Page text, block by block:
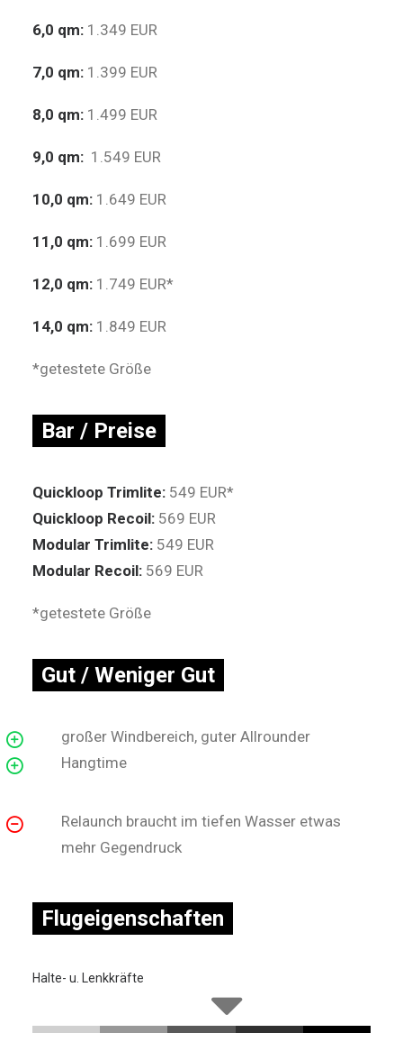
6,0 qm: 1.349 EUR
7,0 qm: 1.399 EUR
8,0 qm: 1.499 EUR
9,0 qm: 1.549 EUR
10,0 qm: 1.649 EUR
11,0 qm: 1.699 EUR
12,0 qm: 1.749 EUR*
14,0 qm: 1.849 EUR
*getestete Größe
Bar / Preise
Quickloop Trimlite: 549 EUR*
Quickloop Recoil: 569 EUR
Modular Trimlite: 549 EUR
Modular Recoil: 569 EUR
*getestete Größe
Gut / Weniger Gut
großer Windbereich, guter Allrounder
Hangtime
Relaunch braucht im tiefen Wasser etwas
mehr Gegendruck
Flugeigenschaften
Halte- u. Lenkkräfte